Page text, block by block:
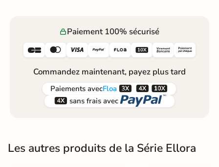
Paiement 100% sécurisé
     
Commandez maintenant, payez plus tard
Paiements avecFloa  
 sans frais avec 
Les autres produits de la Série Ellora